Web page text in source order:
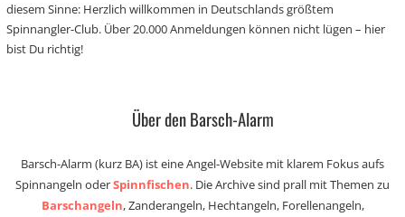
diesem Sinne: Herzlich willkommen in Deutschlands größtem
Spinnangler-Club. Über 20.000 Anmeldungen können nicht lügen – hier
bist Du richtig!
Über den Barsch-Alarm
Barsch-Alarm (kurz BA) ist eine Angel-Website mit klarem Fokus aufs
Spinnangeln oderSpinnfischen. Die Archive sind prall mit Themen zu
Barschangeln, Zanderangeln, Hechtangeln, Forellenangeln,